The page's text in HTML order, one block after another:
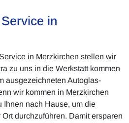
in
in Merzkirchen stellen wir
zu uns in die Werkstatt kommen
ausgezeichneten Autoglas-
wir kommen in Merzkirchen
Ihnen nach Hause, um die
durchzuführen. Damit ersparen